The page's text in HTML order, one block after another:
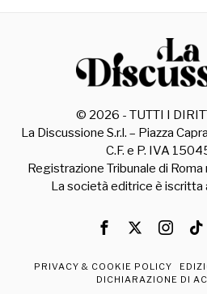
© 2026 - TUTTI I
La Discussione S.r.l. – Piazza
C.F. e P. IVA
Registrazione Tribunale di
La società editrice è iscritta
PRIVACY & COOKIE POLICY
DICHIARAZIONE DI